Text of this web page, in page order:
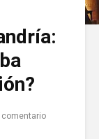
comentario